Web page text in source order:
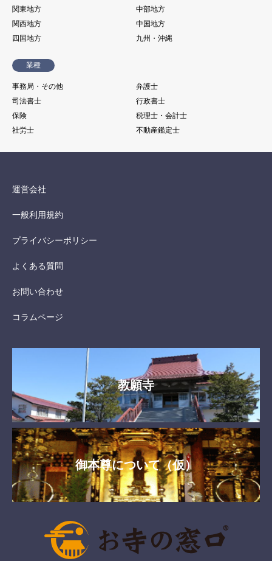
関東地方
中部地方
関西地方
中国地方
四国地方
九州・沖縄
業種
事務局・その他
弁護士
司法書士
行政書士
保険
税理士・会計士
社労士
不動産鑑定士
運営会社
一般利用規約
プライバシーポリシー
よくある質問
お問い合わせ
コラムページ
教願寺
御本尊について（仮）